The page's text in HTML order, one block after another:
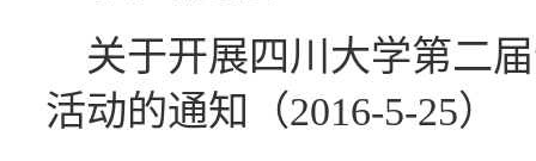
关于开展四川大学第二
活动的通知（2016-5-25）